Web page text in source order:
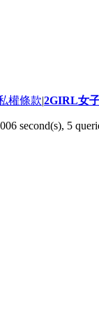
權條款|2GIRL女
second(s), 5